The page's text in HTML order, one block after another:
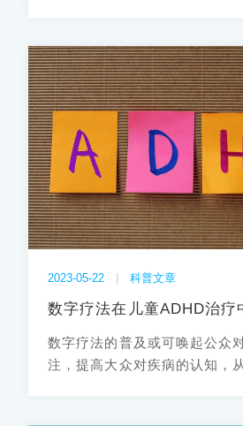
2023-05-22 | 科普文章
数字疗法在儿童ADHD治疗
数字疗法的普及或可唤起公众
注，提高大众对疾病的认知，